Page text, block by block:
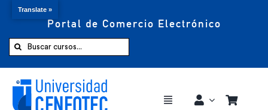
Portal de Comercio Electrónico
Buscar:
Toggle
Translate »